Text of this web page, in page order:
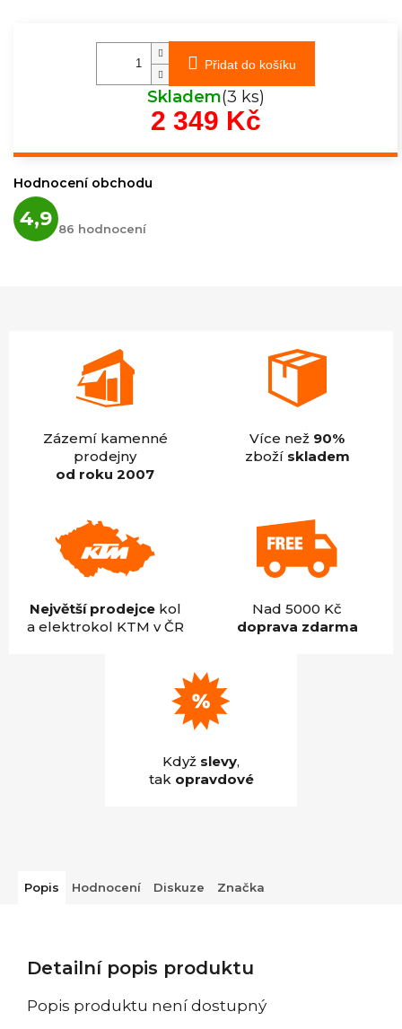
Přidat do košíku
Skladem(3 ks)
2 349 KčMěrná
Hodnocení obchodu
4,9 hodnocení
obchodu
86 hodnocení
Zázemí kamenné
prodejny
od roku 2007
Více než 90%
zboží skladem
Největší prodejcekol
a elektrokol KTM v ČR
Nad 5000 Kč
doprava zdarma
Když slevy,
tak opravdové
Popis Hodnocení Diskuze Značka
Detailní popis produktu
Popis produktu není dostupný